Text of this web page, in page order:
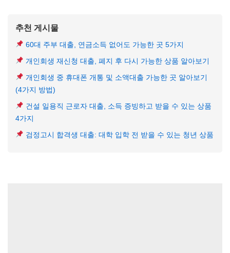
추천 게시물
60대 주부 대출, 연금소득 없어도 가능한 곳 5가지
개인회생 재신청 대출, 폐지 후 다시 가능한 상품 알아보기
개인회생 중 휴대폰 개통 및 소액대출 가능한 곳 알아보기
(4가지 방법)
건설 일용직 근로자 대출, 소득 증빙하고 받을 수 있는 상품
4가지
검정고시 합격생 대출: 대학 입학 전 받을 수 있는 청년 상품